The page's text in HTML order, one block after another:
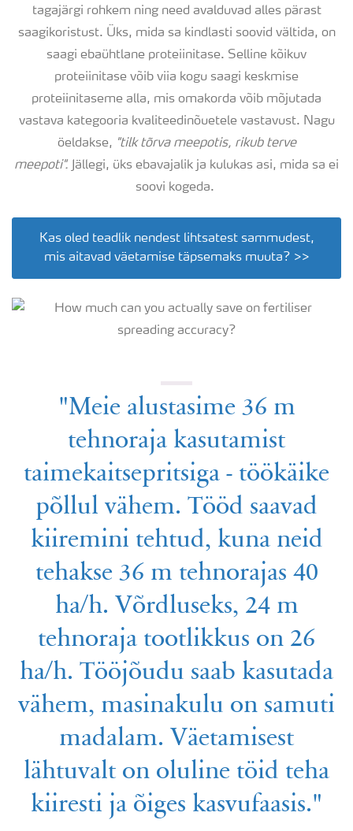
tagajärgi rohkem ning need avalduvad alles pärast
saagikoristust. Üks, mida sa kindlasti soovid vältida, on
saagi ebaühtlane proteiinitase. Selline kõikuv
proteiinitase võib viia kogu saagi keskmise
proteiinitaseme alla, mis omakorda võib mõjutada
vastava kategooria kvaliteedinõuetele vastavust. Nagu
öeldakse, "tilk tõrva meepotis, rikub terve
meepoti". Jällegi, üks ebavajalik ja kulukas asi, mida sa ei
soovi kogeda.
Kas oled teadlik nendest lihtsatest sammudest,
mis aitavad väetamise täpsemaks muuta? >>
"Meie alustasime 36 m
tehnoraja kasutamist
taimekaitsepritsiga - töökäike
põllul vähem. Tööd saavad
kiiremini tehtud, kuna neid
tehakse 36 m tehnorajas 40
ha/h. Võrdluseks, 24 m
tehnoraja tootlikkus on 26
ha/h. Tööjõudu saab kasutada
vähem, masinakulu on samuti
madalam. Väetamisest
lähtuvalt on oluline töid teha
kiiresti ja õiges kasvufaasis."